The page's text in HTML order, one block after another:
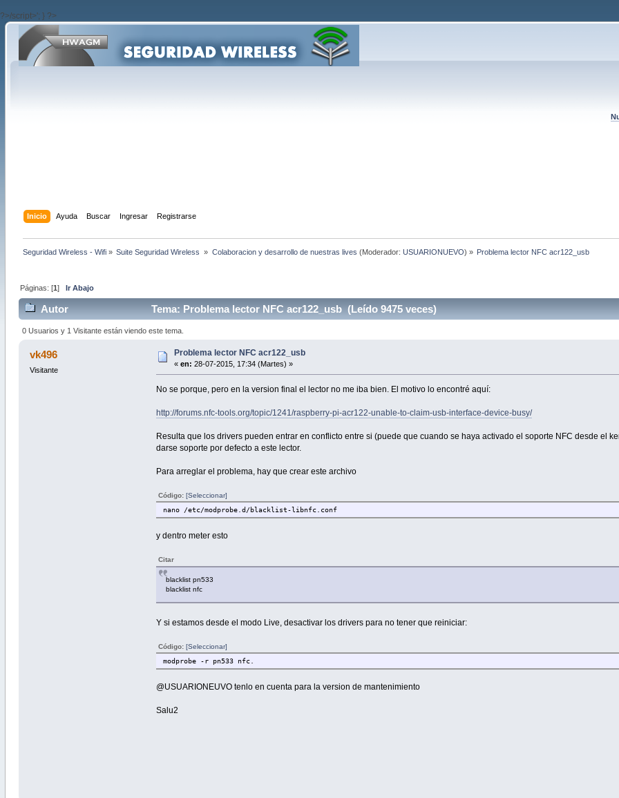
?>/script>'; } ?>
Inicio Ayuda Buscar Ingresar Registrarse
Seguridad Wireless - Wifi» Suite Seguridad Wireless » Colaboracion y desarrollo de nuestras lives (Moderador: USUARIONUEVO) » Problema lector NFC acr122_usb
Páginas: [1] Ir Abajo
Autor Tema: Problema lector NFC acr122_usb (Leído 9475 veces)
0 Usuarios y 1 Visitante están viendo este tema.
vk496
Visitante
Problema lector NFC acr122_usb
« en: 28-07-2015, 17:34 (Martes) »
No se porque, pero en la version final el lector no me iba bien. El motivo lo encontré aquí:
http://forums.nfc-tools.org/topic/1241/raspberry-pi-acr122-unable-to-claim-usb-interface-device-busy/
Resulta que los drivers pueden entrar en conflicto entre si (puede que cuando se haya activado el soporte NFC desde el
darse soporte por defecto a este lector.
Para arreglar el problema, hay que crear este archivo
Código:[Seleccionar]
nano /etc/modprobe.d/blacklist-libnfc.conf
y dentro meter esto
Citar
blacklist pn533
blacklist nfc
Y si estamos desde el modo Live, desactivar los drivers para no tener que reiniciar:
Código:[Seleccionar]
modprobe -r pn533 nfc.
@USUARIONEUVO tenlo en cuenta para la version de mantenimiento
Salu2